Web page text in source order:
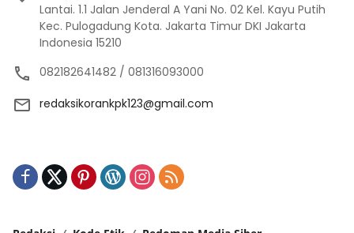
Lantai. 1.1 Jalan Jenderal A Yani No. 02 Kel. Kayu Putih
Kec. Pulogadung Kota. Jakarta Timur DKI Jakarta
Indonesia 15210
082182641482 / 081316093000
redaksikorankpk123@gmail.com